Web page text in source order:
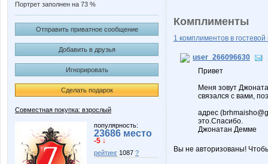
Портрет заполнен на 73 %
Отправить приватное сообщение
Добавить в друзья
Игнорировать
Сделать подарок
Совместная покупка: взрослый
популярность:
23686 место
-5 ↓
рейтинг 1087 ?
Комплименты
1 комплиментов в гостевой
user_266096630
Привет
Меня зовут
связался с вами,
адрес
это.Спасибо.
Джонатан Демме
Вы не авторизованы!